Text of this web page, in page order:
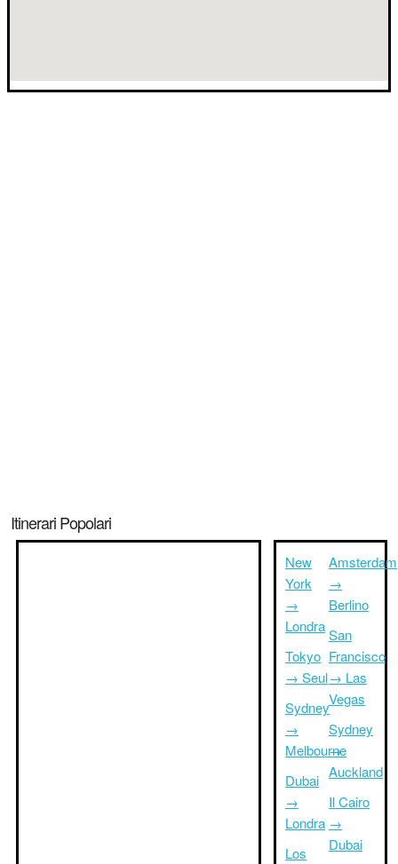
Itinerari Popolari
New
York
→
Londra
Tokyo
→ Seul
Sydney
→
Melbourne
Dubai
→
Londra
Los
Amsterdam
→
Berlino
San
Francisco
→ Las
Vegas
Sydney
→
Auckland
Il Cairo
→
Dubai